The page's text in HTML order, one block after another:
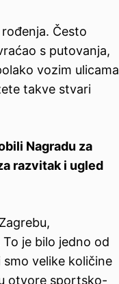
Često
s putovanja,
vozim ulicama
takve stvari
Nagradu za
razvitak i ugled
je bilo jedno od
velike količine
otvore sportsko-